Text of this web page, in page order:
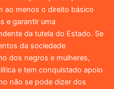
ao menos o direito básico
e garantir uma
da tutela do Estado. Se
da sociedade
dos negros e mulheres,
e tem conquistado apoio
não se pode dizer dos